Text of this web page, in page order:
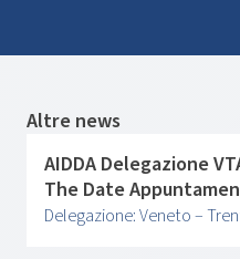
Altre news
AIDDA Delegazione
The Date
Delegazione: Veneto –